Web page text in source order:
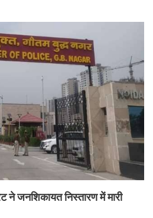
ने जनशिकायत निस्तारण में मारी